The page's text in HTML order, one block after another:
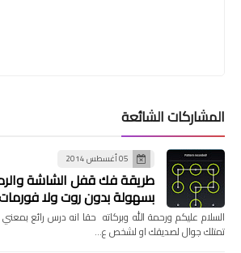
المشاركات الشائعة
05 أغسطس 2014
طريقة فك قفل الشاشة
بسهولة بدون روت ولا
السلام عليكم ورحمة الله وبركاته حقا انه درس رائع
تمتلك جوال لصديقك او لشخص ع…